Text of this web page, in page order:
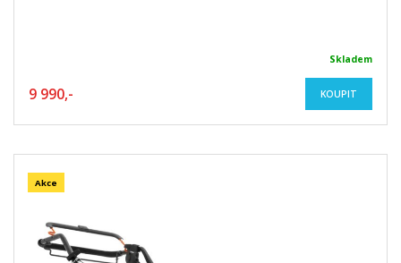
Skladem
9 990,- KOUPIT
Akce